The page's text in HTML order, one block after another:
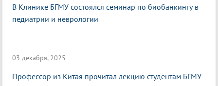
В Клинике БГМУ состоялся семинар по биобанкингу в
педиатрии и неврологии
03 декабря, 2025
Профессор из Китая прочитал лекцию студентам БГМУ